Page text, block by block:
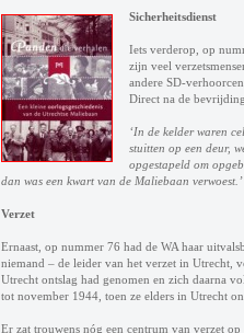
Sicherheitsdienst
Iets verderop, op
zijn veel
andere SD-
Direct na de
‘In de kelder waren
stuitten op een deur,
opgestapeld om
dan was een kwart van de Maliebaan verwoest.’
Verzet
Ernaast, op nummer 76 had de WA haar
niemand – de leider van het verzet in Utrecht,
Utrecht ontslag had genomen en zich daarna
tot november 1944, toen ze elders in Utrecht
Er zat trouwens nóg een centrum van verzet